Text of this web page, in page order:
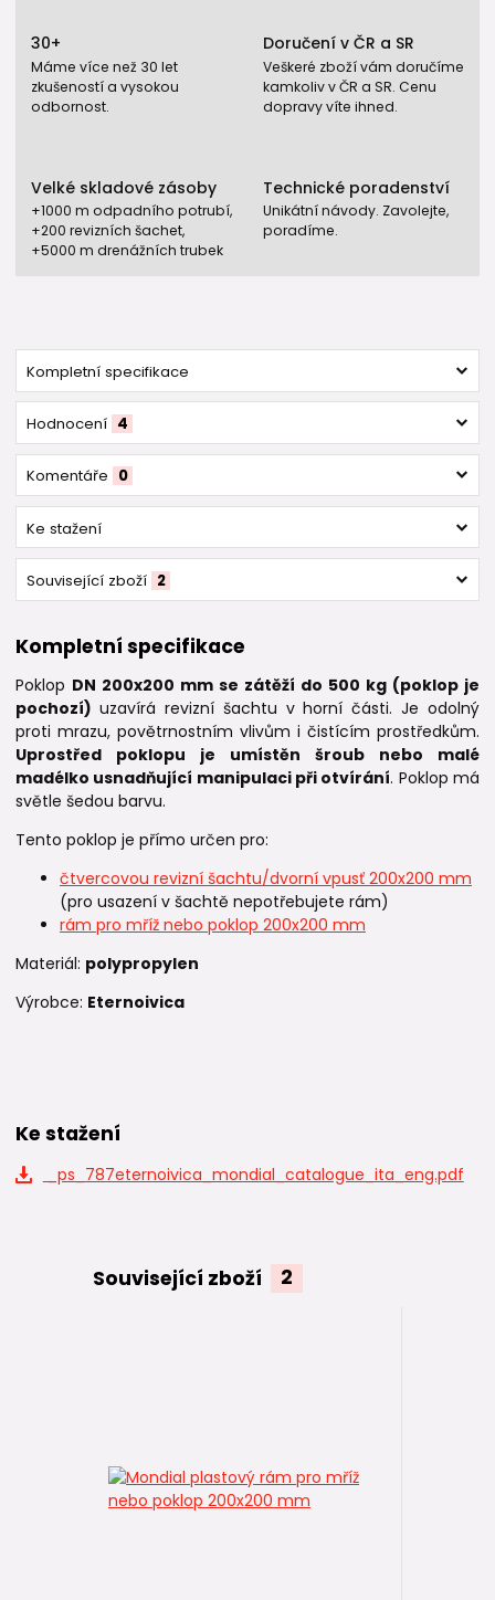
30+
Máme více než 30 let
zkušeností a vysokou
odbornost.
Doručení v ČR a SR
Veškeré zboží vám doručíme
kamkoliv v ČR a SR. Cenu
dopravy víte ihned.
Velké skladové zásoby
+1000 m odpadního potrubí,
+200 revizních šachet,
+5000 m drenážních trubek
Technické poradenství
Unikátní návody. Zavolejte,
poradíme.
Kompletní specifikace
Hodnocení 4
Komentáře 0
Ke stažení
Související zboží 2
Kompletní specifikace
Poklop DN 200x200 mm se zátěží do 500 kg (poklop je
pochozí) uzavírá revizní šachtu v horní části. Je odolný
proti mrazu, povětrnostním vlivům i čistícím prostředkům.
Uprostřed poklopu je umístěn šroub nebo malé
madélko usnadňující manipulaci při otvírání. Poklop má
světle šedou barvu.
Tento poklop je přímo určen pro:
čtvercovou revizní šachtu/dvorní vpusť 200x200 mm
(pro usazení v šachtě nepotřebujete rám)
rám pro mříž nebo poklop 200x200 mm
Materiál: polypropylen
Výrobce: Eternoivica
Ke stažení
_ps_787eternoivica_mondial_catalogue_ita_eng.pdf
Související zboží 2